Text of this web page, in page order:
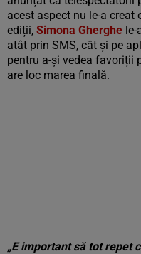
acest aspect nu le-a creat
ediții, Simona Gherghe le-
atât prin SMS, cât și pe
pentru a-și vedea favoriții
are loc marea finală.
„E important să tot repet